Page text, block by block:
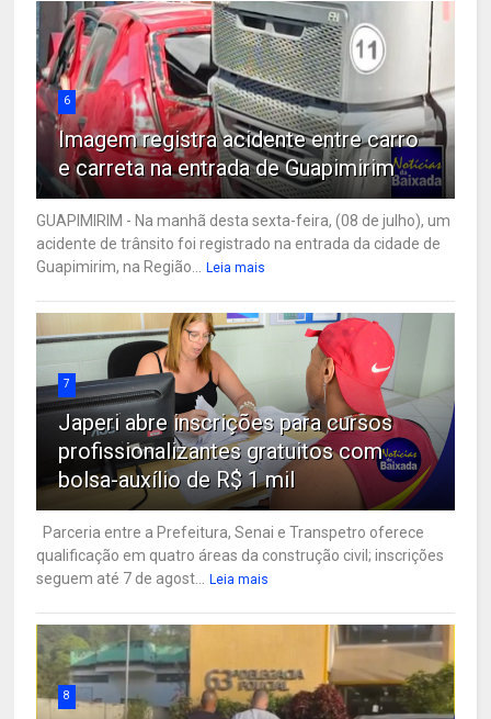
6
Imagem registra acidente entre carro
e carreta na entrada de Guapimirim
GUAPIMIRIM - Na manhã desta sexta-feira, (08 de julho), um
acidente de trânsito foi registrado na entrada da cidade de
Guapimirim, na Região...
Leia mais
7
Japeri abre inscrições para cursos
profissionalizantes gratuitos com
bolsa-auxílio de R$ 1 mil
Parceria entre a Prefeitura, Senai e Transpetro oferece
qualificação em quatro áreas da construção civil; inscrições
seguem até 7 de agost...
Leia mais
8